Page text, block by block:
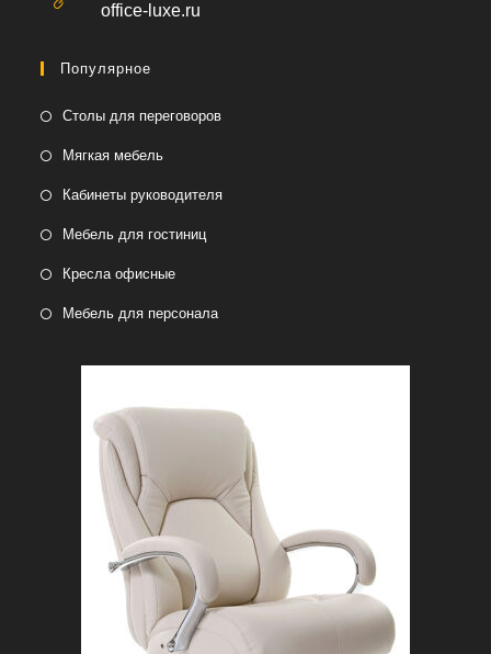
office-luxe.ru
Популярное
Столы для переговоров
Мягкая мебель
Кабинеты руководителя
Мебель для гостиниц
Кресла офисные
Мебель для персонала